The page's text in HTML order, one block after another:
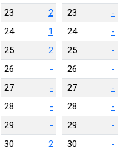
23
2
24
1
25
2
26
-
27
-
28
-
29
-
30
2
23
-
24
-
25
-
26
-
27
-
28
-
29
-
30
-